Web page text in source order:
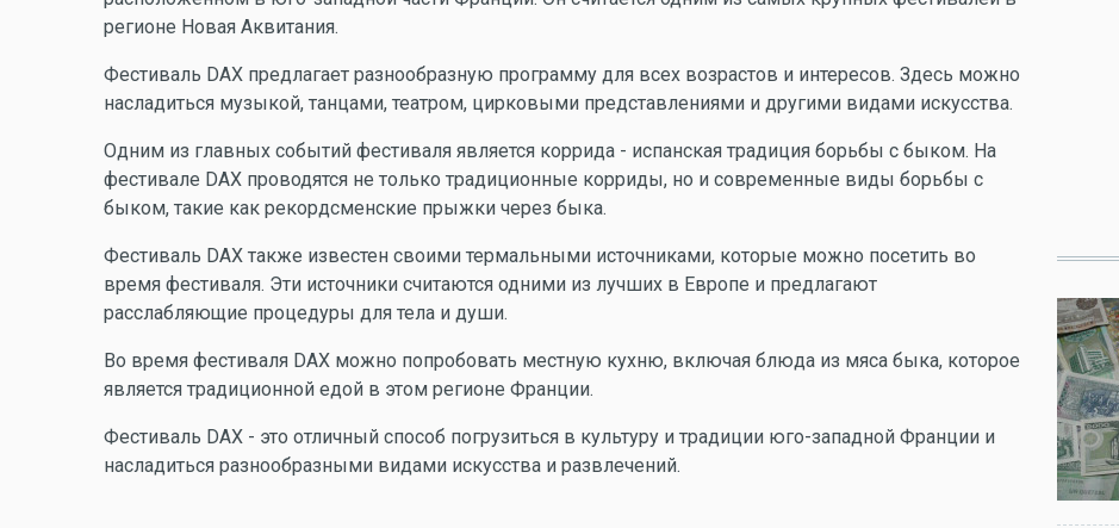
регионе Новая Аквитания.
Фестиваль DAX предлагает разнообразную программу для всех возрастов и интересов. Здесь можно
насладиться музыкой, танцами, театром, цирковыми представлениями и другими видами искусства.
Одним из главных событий фестиваля является коррида - испанская традиция борьбы с быком. На
фестивале DAX проводятся не только традиционные корриды, но и современные виды борьбы с
быком, такие как рекордсменские прыжки через быка.
Фестиваль DAX также известен своими термальными источниками, которые можно посетить во
время фестиваля. Эти источники считаются одними из лучших в Европе и предлагают
расслабляющие процедуры для тела и души.
Во время фестиваля DAX можно попробовать местную кухню, включая блюда из мяса быка, которое
является традиционной едой в этом регионе Франции.
Фестиваль DAX - это отличный способ погрузиться в культуру и традиции юго-западной Франции и
насладиться разнообразными видами искусства и развлечений.